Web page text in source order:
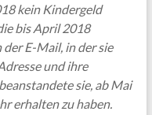
kein Kindergeld
bis April 2018
E-Mail, in der sie
und ihre
sie, ab Mai
erhalten zu haben.